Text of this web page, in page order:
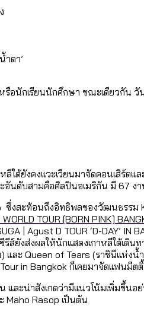
ำตา’
อนักเรียนนักศึกษา ขณะเดียวกัน วั
ลีใต้ยังคงแวะเวียนมาจัดคอนเสิร์ต
นดับสามคือศิลปินอเมริกัน มี 67 งา
ซึ่งสะท้อนถึงอิทธิพลของวัฒนธรรม
TOUR [BORN PINK]
| Agust D TOUR ‘D-DAY’ IN
รีส์ยังส่งผลให้นักแสดงเกาหลีใต้เดิน
และ Queen of Tears (ราชินีแห่งน้
in Bangkok ก็เคยมาจัดแฟนมีต
ละน่าสังเกตว่ามีแนวโน้มเพิ่มขึ้นอย่
Maho Rasop เป็นต้น